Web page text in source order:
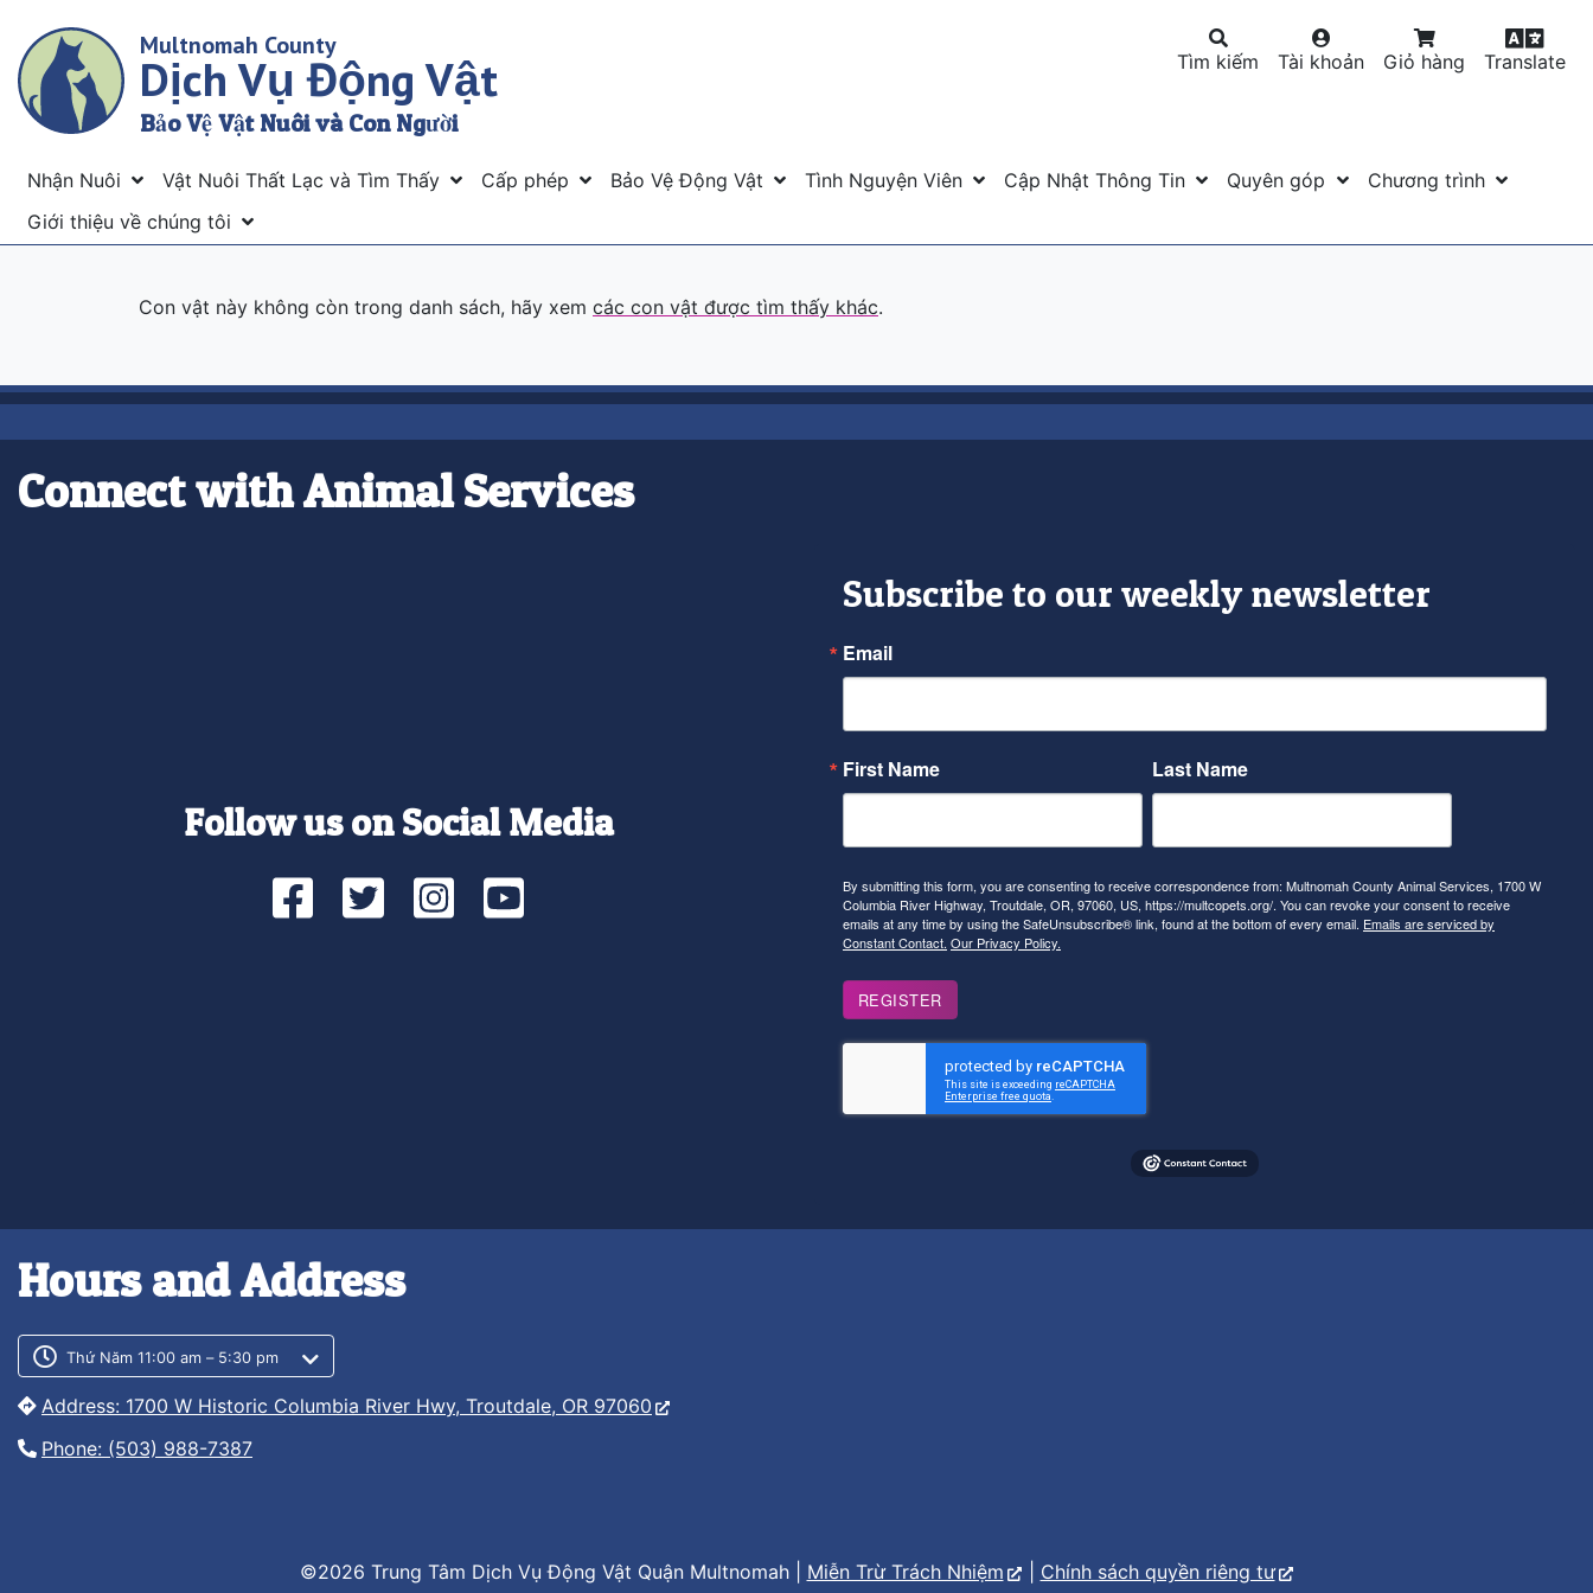
main
content
Multnomah County
Dịch Vụ Động Vật
Bảo Vệ Vật Nuôi và Con Người
Tìm kiếm Tài khoản Giỏ hàng Translate
Menu
Nhận Nuôi Vật Nuôi Thất Lạc và Tìm Thấy Cấp phép Bảo Vệ Động Vật Tình Nguyện Viên Cập Nhật Thông Tin Quyên góp
Chương trình
Giới thiệu về chúng tôi
Con vật này không còn trong danh sách, hãy xem các con vật được tìm thấy khác.
Connect with Animal Services
Follow us on Social Media
Facebook
TwitterInstagram
YouTube
Subscribe to our weekly newsletter
Email
First Name Last Name
By submitting this form, you are consenting to receive correspondence from: Multnomah County Animal Services, 1700 W
Columbia River Highway, Troutdale, OR, 97060, US, https://multcopets.org/. You can revoke your consent to receive
emails at any time by using the SafeUnsubscribe® link, found at the bottom of every email. Emails are serviced by
Constant Contact. Our Privacy Policy.
REGISTER
Hours and Address
Customer service phone number
Customer service weekly hours
Thứ Năm 11:00 am – 5:30 pm
Address: 1700 W Historic Columbia River Hwy, Troutdale, OR 97060
Phone: (503) 988-7387
©2026 Trung Tâm Dịch Vụ Động Vật Quận Multnomah | Miễn Trừ Trách Nhiệm Chính sách quyền riêng tư